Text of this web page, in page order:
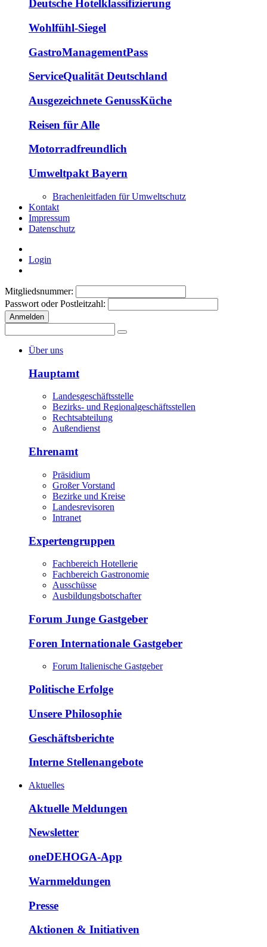
Deutsche Hotelklassifizierung
Wohlfühl-Siegel
GastroManagementPass
ServiceQualität Deutschland
Ausgezeichnete GenussKüche
Reisen für Alle
Motorradfreundlich
Umweltpakt Bayern
Brachenleitfaden für Umweltschutz
Kontakt
Impressum
Datenschutz
Login
Mitgliedsnummer:
Passwort oder Postleitzahl:
Anmelden
Über uns
Hauptamt
Landesgeschäftsstelle
Bezirks- und Regionalgeschäftsstellen
Rechtsabteilung
Außendienst
Ehrenamt
Präsidium
Großer Vorstand
Bezirke und Kreise
Landesrevisoren
Intranet
Expertengruppen
Fachbereich Hotellerie
Fachbereich Gastronomie
Ausschüsse
Ausbildungsbotschafter
Forum Junge Gastgeber
Foren Internationale Gastgeber
Forum Italienische Gastgeber
Politische Erfolge
Unsere Philosophie
Geschäftsberichte
Interne Stellenangebote
Aktuelles
Aktuelle Meldungen
Newsletter
oneDEHOGA-App
Warnmeldungen
Presse
Aktionen & Initiativen